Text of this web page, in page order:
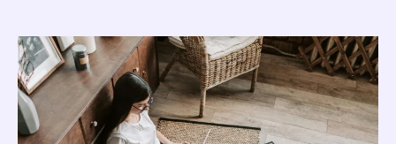
Uniknąć
Pułapki
i
Zwiększyć
Efektywność